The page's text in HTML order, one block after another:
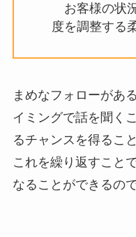
お客様の状
度を調整する
まめなフォローがあ
イミングで話を聞く
るチャンスを得るこ
これを繰り返すこと
なることができるので